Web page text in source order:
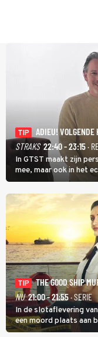
TIP
ADIEU! VOLGENDE
STRAKS 22:40 - 23:15·
In GTST maakt zijn
mee, maar ook in het
vertelt hij in Adieu!
TIP
THE GOOD SHIP
NU 21:00 - 21:55· SERIE
In de slotaflevering
een moord plaats aan
een bemanningslid